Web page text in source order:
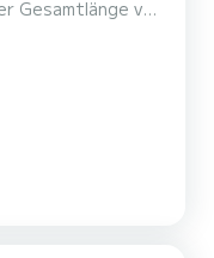
Drachten zu